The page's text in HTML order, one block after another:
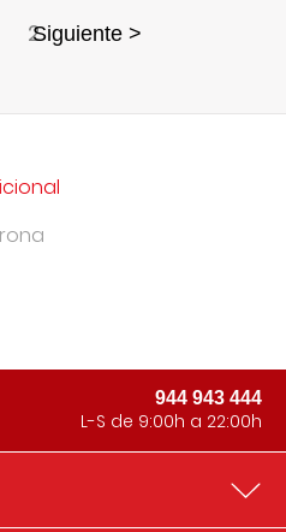
2Siguiente >
944 943 444
L-S de 9:00h a 22:00h